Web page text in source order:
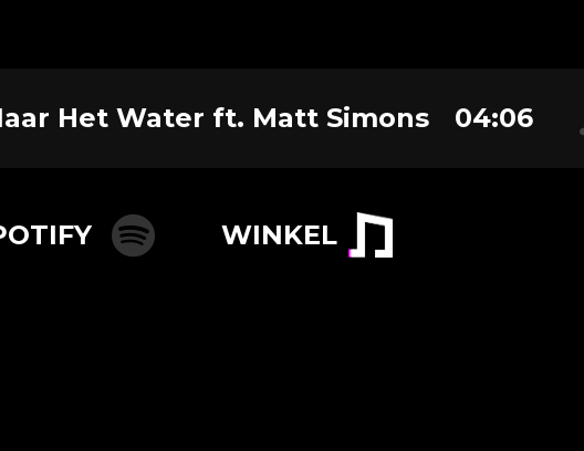
Het Water ft. Matt Simons 04:06
WINKEL